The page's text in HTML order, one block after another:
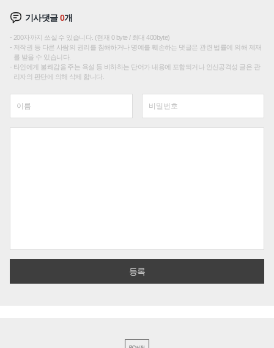
기사댓글0개
200자까지 쓰실 수 있습니다. (현재 0 byte / 최대 400byte)
저작권 등 다른 사람의 권리를 침해하거나 명예를 훼손하는 댓글은 관련 법률에 의해 제재
를 받을 수 있습니다.
타인에게 불쾌감을 주는 욕설 등 비하하는 단어가 내용에 포함되거나 인신공격성 글은 관
리자의 판단에 의해 삭제 합니다.